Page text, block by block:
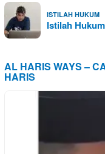
ISTILAH HUKUM
Istilah
AL HARIS WAYS –
HARIS